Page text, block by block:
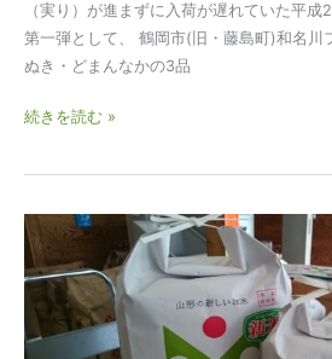
（実り）が進まずに入荷が遅れていた平
第一弾として、 鶴岡市(旧・藤島町)和名川
ぬき・どまんなかの3品
続きを読む »
お
米
の
種
類